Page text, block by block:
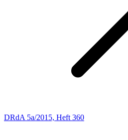
DRdA 5a/2015, Heft 360